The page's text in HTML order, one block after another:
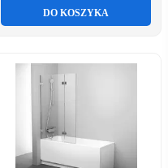
DO KOSZYKA